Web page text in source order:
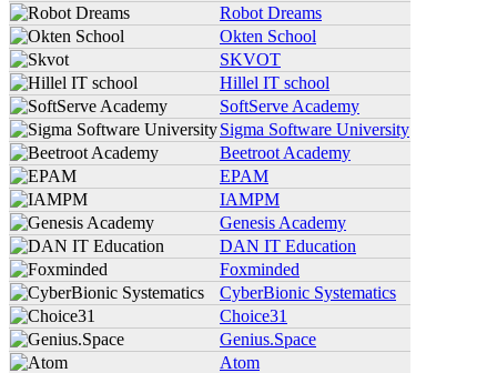
Robot Dreams
Okten School
SKVOT
Hillel IT school
SoftServe Academy
Sigma Software University
Beetroot Academy
EPAM
IAMPM
Genesis Academy
DAN IT Education
Foxminded
CyberBionic Systematics
Choice31
Genius.Space
Atom